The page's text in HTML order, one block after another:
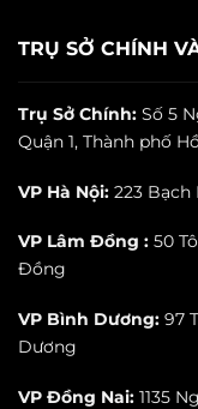
TRỤ SỞ CHÍNH
Trụ Sở Chính: Số 5
Quận 1, Thành phố
VP Hà Nội: 223 Bạch
VP Lâm Đồng : 50
Đồng
VP Bình Dương: 97
Dương
VP Đồng Nai: 1135